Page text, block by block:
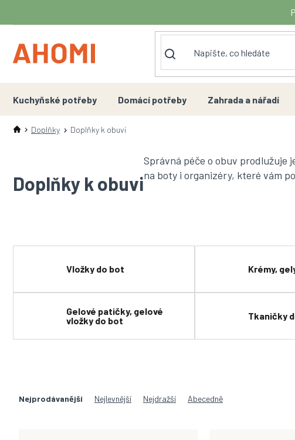
obsah
Kuchyňské potřeby Domácí potřeby Zahrada a nářadí
Doplňky Doplňky k obuvi
Doplňky k obuvi
Správná péče o obuv prodlužuje
na boty i organizéry, které vám
Vložky do bot Krémy,
Gelové patičky, gelové
vložky do bot
Tkaničky
Nejprodávanější Nejlevnější Nejdražší Abecedně